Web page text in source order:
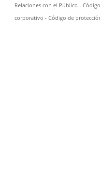
Relaciones con el Público -
corporativo - Código de